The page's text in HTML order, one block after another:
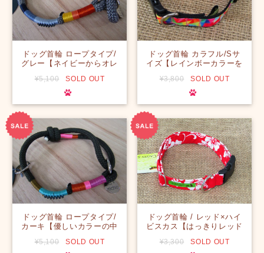
ドッグ首輪 ロープタイプ/
グレー【ネイビーからオレ
カラーが首輪を色々な角度
から楽しませてくれる☆】
【オリジナル】【ハワイ】
¥5,100 SOLD OUT
ドッグ首輪 カラフル/Sサ
イズ【レインボーカラーを
けて元気をもらいましょ
う！！】
¥3,800 SOLD OUT
ドッグ首輪 ロープタイプ/
カーキ【優しいカラーの中
リーンの色使いがパッと映
¥5,100 SOLD OUT
ドッグ首輪 / レッド×ハイ
ビスカス【はっきりレッド
んちゃんも可愛くおしゃれ
¥3,300 SOLD OUT